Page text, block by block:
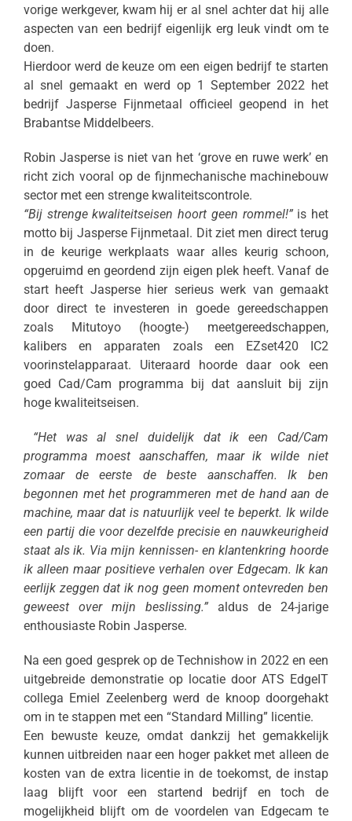
vorige werkgever, kwam hij er al snel achter dat hij alle
aspecten van een bedrijf eigenlijk erg leuk vindt om te
doen.
Hierdoor werd de keuze om een eigen bedrijf te starten
al snel gemaakt en werd op 1 September 2022 het
bedrijf Jasperse Fijnmetaal officieel geopend in het
Brabantse Middelbeers.
Robin Jasperse is niet van het ‘grove en ruwe werk’ en
richt zich vooral op de fijnmechanische machinebouw
sector met een strenge kwaliteitscontrole.
“Bij strenge kwaliteitseisen hoort geen rommel!” is het
motto bij Jasperse Fijnmetaal. Dit ziet men direct terug
in de keurige werkplaats waar alles keurig schoon,
opgeruimd en geordend zijn eigen plek heeft. Vanaf de
start heeft Jasperse hier serieus werk van gemaakt
door direct te investeren in goede gereedschappen
zoals Mitutoyo (hoogte-) meetgereedschappen,
kalibers en apparaten zoals een EZset420 IC2
voorinstelapparaat. Uiteraard hoorde daar ook een
goed Cad/Cam programma bij dat aansluit bij zijn
hoge kwaliteitseisen.
“Het was al snel duidelijk dat ik een Cad/Cam
programma moest aanschaffen, maar ik wilde niet
zomaar de eerste de beste aanschaffen. Ik ben
begonnen met het programmeren met de hand aan de
machine, maar dat is natuurlijk veel te beperkt. Ik wilde
een partij die voor dezelfde precisie en nauwkeurigheid
staat als ik. Via mijn kennissen- en klantenkring hoorde
ik alleen maar positieve verhalen over Edgecam. Ik kan
eerlijk zeggen dat ik nog geen moment ontevreden ben
geweest over mijn beslissing.” aldus de 24-jarige
enthousiaste Robin Jasperse.
Na een goed gesprek op de Technishow in 2022 en een
uitgebreide demonstratie op locatie door ATS EdgeIT
collega Emiel Zeelenberg werd de knoop doorgehakt
om in te stappen met een “Standard Milling” licentie.
Een bewuste keuze, omdat dankzij het gemakkelijk
kunnen uitbreiden naar een hoger pakket met alleen de
kosten van de extra licentie in de toekomst, de instap
laag blijft voor een startend bedrijf en toch de
mogelijkheid blijft om de voordelen van Edgecam te